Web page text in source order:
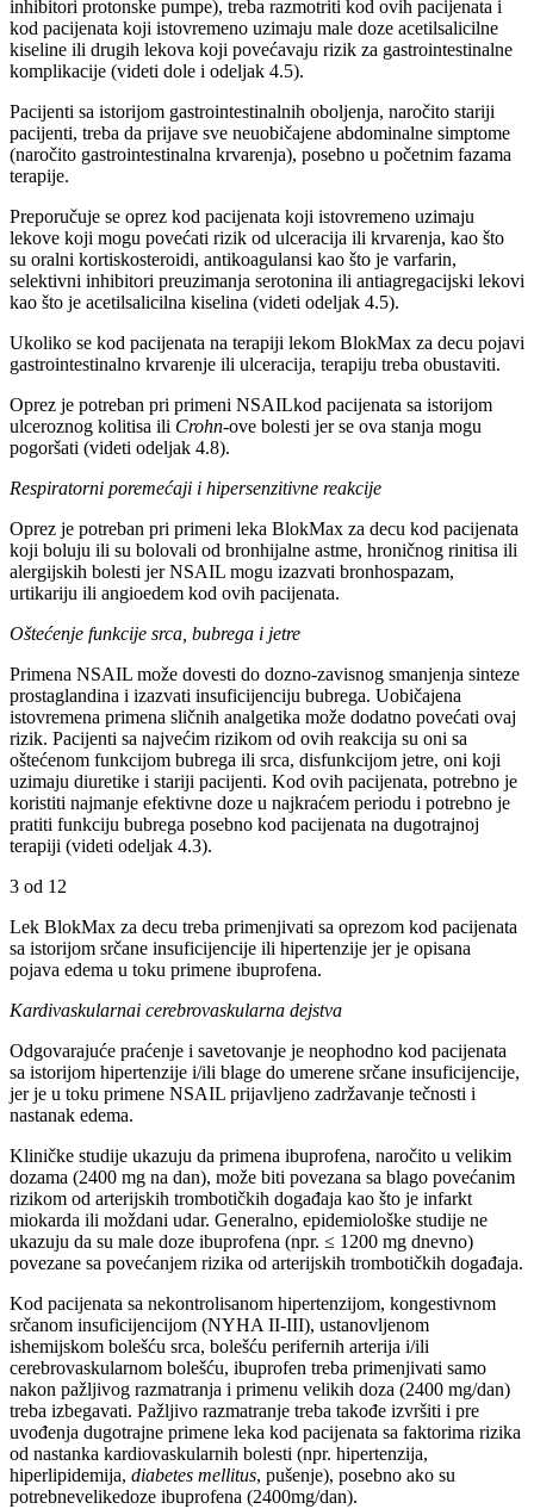
inhibitori protonske pumpe), treba razmotriti kod ovih pacijenata i
kod pacijenata koji istovremeno uzimaju male doze acetilsalicilne
kiseline ili drugih lekova koji povećavaju rizik za gastrointestinalne
komplikacije (videti dole i odeljak 4.5).
Pacijenti sa istorijom gastrointestinalnih oboljenja, naročito stariji
pacijenti, treba da prijave sve neuobičajene abdominalne simptome
(naročito gastrointestinalna krvarenja), posebno u početnim fazama
terapije.
Preporučuje se oprez kod pacijenata koji istovremeno uzimaju
lekove koji mogu povećati rizik od ulceracija ili krvarenja, kao što
su oralni kortiskosteroidi, antikoagulansi kao što je varfarin,
selektivni inhibitori preuzimanja serotonina ili antiagregacijski lekovi
kao što je acetilsalicilna kiselina (videti odeljak 4.5).
Ukoliko se kod pacijenata na terapiji lekom BlokMax za decu pojavi
gastrointestinalno krvarenje ili ulceracija, terapiju treba obustaviti.
Oprez je potreban pri primeni NSAILkod pacijenata sa istorijom
ulceroznog kolitisa ili Crohn-ove bolesti jer se ova stanja mogu
pogoršati (videti odeljak 4.8).
Respiratorni poremećaji i hipersenzitivne reakcije
Oprez je potreban pri primeni leka BlokMax za decu kod pacijenata
koji boluju ili su bolovali od bronhijalne astme, hroničnog rinitisa ili
alergijskih bolesti jer NSAIL mogu izazvati bronhospazam,
urtikariju ili angioedem kod ovih pacijenata.
Oštećenje funkcije srca, bubrega i jetre
Primena NSAIL može dovesti do dozno-zavisnog smanjenja sinteze
prostaglandina i izazvati insuficijenciju bubrega. Uobičajena
istovremena primena sličnih analgetika može dodatno povećati ovaj
rizik. Pacijenti sa najvećim rizikom od ovih reakcija su oni sa
oštećenom funkcijom bubrega ili srca, disfunkcijom jetre, oni koji
uzimaju diuretike i stariji pacijenti. Kod ovih pacijenata, potrebno je
koristiti najmanje efektivne doze u najkraćem periodu i potrebno je
pratiti funkciju bubrega posebno kod pacijenata na dugotrajnoj
terapiji (videti odeljak 4.3).
3 od 12
Lek BlokMax za decu treba primenjivati sa oprezom kod pacijenata
sa istorijom srčane insuficijencije ili hipertenzije jer je opisana
pojava edema u toku primene ibuprofena.
Kardivaskularnai cerebrovaskularna dejstva
Odgovarajuće praćenje i savetovanje je neophodno kod pacijenata
sa istorijom hipertenzije i/ili blage do umerene srčane insuficijencije,
jer je u toku primene NSAIL prijavljeno zadržavanje tečnosti i
nastanak edema.
Kliničke studije ukazuju da primena ibuprofena, naročito u velikim
dozama (2400 mg na dan), može biti povezana sa blago povećanim
rizikom od arterijskih trombotičkih događaja kao što je infarkt
miokarda ili moždani udar. Generalno, epidemiološke studije ne
ukazuju da su male doze ibuprofena (npr. ≤ 1200 mg dnevno)
povezane sa povećanjem rizika od arterijskih trombotičkih događaja.
Kod pacijenata sa nekontrolisanom hipertenzijom, kongestivnom
srčanom insuficijencijom (NYHA II-III), ustanovljenom
ishemijskom bolešću srca, bolešću perifernih arterija i/ili
cerebrovaskularnom bolešću, ibuprofen treba primenjivati samo
nakon pažljivog razmatranja i primenu velikih doza (2400 mg/dan)
treba izbegavati. Pažljivo razmatranje treba takođe izvršiti i pre
uvođenja dugotrajne primene leka kod pacijenata sa faktorima rizika
od nastanka kardiovaskularnih bolesti (npr. hipertenzija,
hiperlipidemija, diabetes mellitus, pušenje), posebno ako su
potrebnevelikedoze ibuprofena (2400mg/dan).